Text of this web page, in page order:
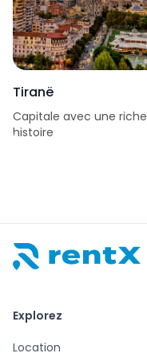
Tiranë
Capitale avec une riche
histoire
Explorez
Location